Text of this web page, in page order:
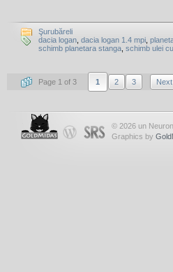
Şurubăreli
dacia logan dacia logan 1.4 mpi
schimb planetara stanga schimb ulei
Page 1 of 3 1 2 3 Next
© 2026 un Neuron
Graphics by